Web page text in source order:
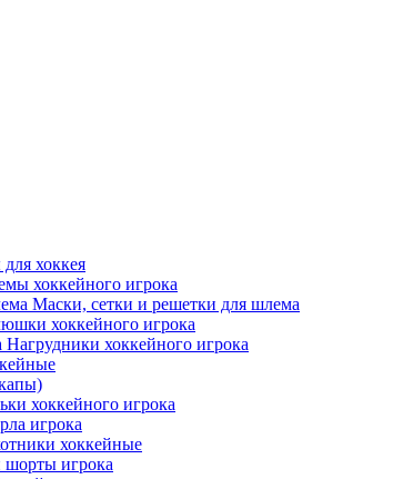
хоккея
хоккейного игрока
Маски, сетки и решетки для шлема
хоккейного игрока
Нагрудники хоккейного игрока
хоккейного игрока
игрока
хоккейные
шорты игрока